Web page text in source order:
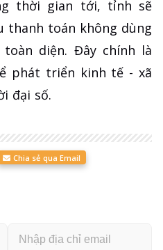
thời gian tới, tỉnh sẽ
thanh toán không dùng
diện. Đây chính là
phát triển kinh tế - xã
đại số.
Chia sẻ qua Email